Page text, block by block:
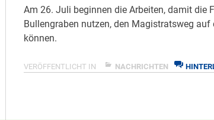
Am 26. Juli beginnen die Arbeiten, damit die
Bullengraben nutzen, den Magistratsweg
können.
VERÖFFENTLICHT IN NACHRICHTEN